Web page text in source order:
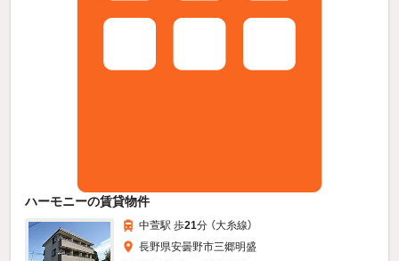
ハーモニーの賃貸物件
中萱駅 歩21分 （大糸線）
長野県安曇野市三郷明盛